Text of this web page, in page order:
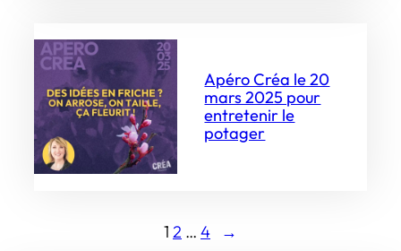
Apéro Créa le 20
mars 2025 pour
entretenir le
potager
1 2 … 4 →